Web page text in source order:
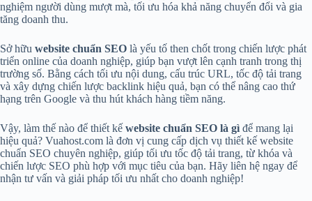
nghiệm người dùng mượt mà, tối ưu hóa khả năng chuyển đổi và gia
tăng doanh thu.
Sở hữu website chuẩn SEO là yếu tố then chốt trong chiến lược phát
triển online của doanh nghiệp, giúp bạn vượt lên cạnh tranh trong thị
trường số. Bằng cách tối ưu nội dung, cấu trúc URL, tốc độ tải trang
và xây dựng chiến lược backlink hiệu quả, bạn có thể nâng cao thứ
hạng trên Google và thu hút khách hàng tiềm năng.
Vậy, làm thế nào để thiết kế website chuẩn SEO là gì để mang lại
hiệu quả? Vuahost.com là đơn vị cung cấp dịch vụ thiết kế website
chuẩn SEO chuyên nghiệp, giúp tối ưu tốc độ tải trang, từ khóa và
chiến lược SEO phù hợp với mục tiêu của bạn. Hãy liên hệ ngay để
nhận tư vấn và giải pháp tối ưu nhất cho doanh nghiệp!